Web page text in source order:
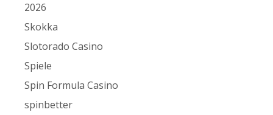
2026
Skokka
Slotorado Casino
Spiele
Spin Formula Casino
spinbetter